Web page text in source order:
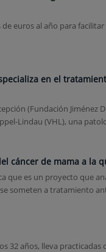
euros al año para
en el
(Fundación Jiménez
Lindau (VHL), una
cáncer de mama a la
que es un proyecto que
someten a tratamiento
32 años, lleva practicadas